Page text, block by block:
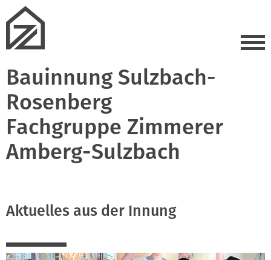
Bauinnung Sulzbach-
Rosenberg
Fachgruppe Zimmerer
Amberg-Sulzbach
Aktuelles aus der Innung